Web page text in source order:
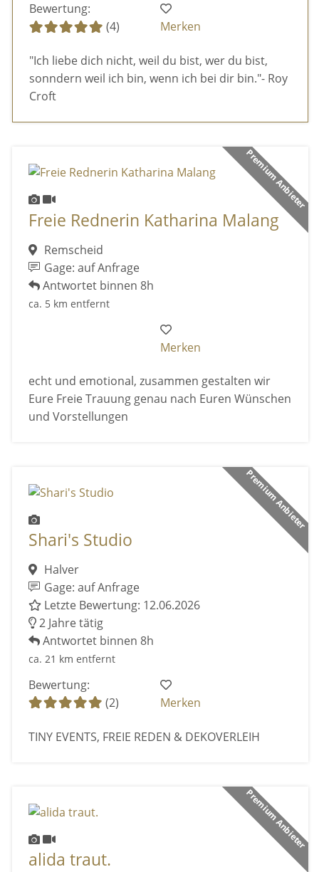
Bewertung:
(4)
Merken
"Ich liebe dich nicht, weil du bist, wer du bist,
sonndern weil ich bin, wenn ich bei dir bin."- Roy
Croft
Premium Anbieter
Freie Rednerin Katharina Malang
Remscheid
Gage: auf Anfrage
Antwortet binnen 8h
ca. 5 km entfernt
Merken
echt und emotional, zusammen gestalten wir
Eure Freie Trauung genau nach Euren Wünschen
und Vorstellungen
Premium Anbieter
Shari's Studio
Halver
Gage: auf Anfrage
Letzte Bewertung: 12.06.2026
2 Jahre tätig
Antwortet binnen 8h
ca. 21 km entfernt
Bewertung:
(2)
Merken
TINY EVENTS, FREIE REDEN & DEKOVERLEIH
Premium Anbieter
alida traut.